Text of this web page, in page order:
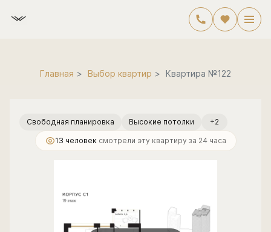
Главная Выбор квартир Квартира №122
1-комнатная 43.8 м 17 781 048 руб.
Свободная планировка Высокие потолки +2
13 человек смотрели эту квартиру за 24 часа